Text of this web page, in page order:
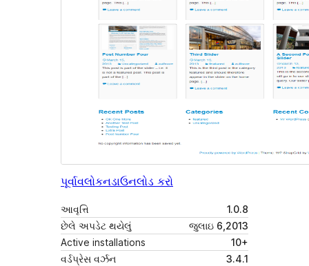
પૂર્વાવલોકનડાઉનલોડ કરો
આવૃત્તિ
1.0.8
છેલે અપડેટ થયેલું
જુલાઇ 6,2013
Active installations
10+
વર્ડપ્રેસ વર્ઝન
3.4.1